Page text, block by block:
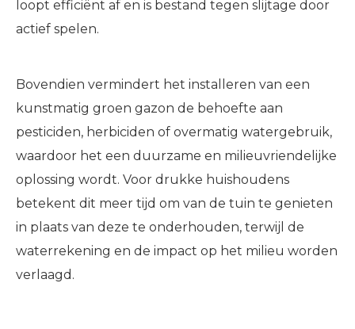
loopt efficiënt af en is bestand tegen slijtage door
actief spelen.
Bovendien vermindert het installeren van een
kunstmatig groen gazon de behoefte aan
pesticiden, herbiciden of overmatig watergebruik,
waardoor het een duurzame en milieuvriendelijke
oplossing wordt. Voor drukke huishoudens
betekent dit meer tijd om van de tuin te genieten
in plaats van deze te onderhouden, terwijl de
waterrekening en de impact op het milieu worden
verlaagd.